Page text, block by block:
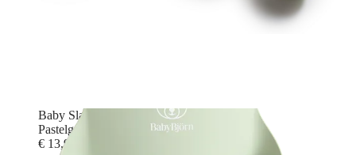
Baby Slab, 1 stuk
Pastelgroen
€ 13,90